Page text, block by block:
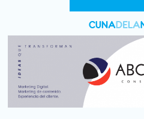
Fuerte caída de la venta de autos